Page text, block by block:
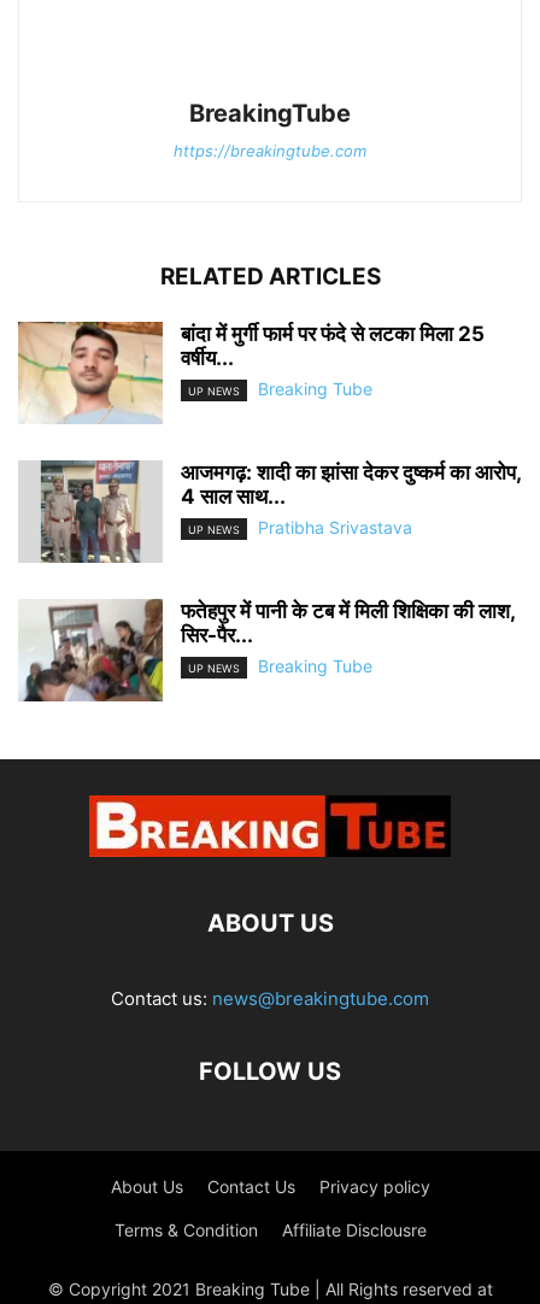
BreakingTube
https://breakingtube.com
RELATED ARTICLES
बांदा में मुर्गी फार्म पर फंदे से लटका मिला 25
वर्षीय...
UP NEWS Breaking Tube
आजमगढ़: शादी का झांसा देकर दुष्कर्म का आरोप,
4 साल साथ...
UP NEWS Pratibha Srivastava
फतेहपुर में पानी के टब में मिली शिक्षिका की लाश,
सिर-पैर...
UP NEWS Breaking Tube
ABOUT US
Contact us: news@breakingtube.com
FOLLOW US
About Us Contact Us Privacy policy
Terms & Condition Affiliate Disclousre
© Copyright 2021 Breaking Tube | All Rights reserved at